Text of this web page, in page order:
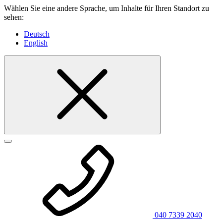
Wählen Sie eine andere Sprache, um Inhalte für Ihren Standort zu
sehen:
Deutsch
English
040 7339 2040